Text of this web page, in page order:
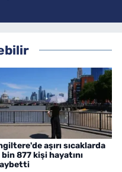
aşırı sıcaklarda
bin 877 kişi hayatını